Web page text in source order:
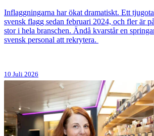
Inflaggningarna har ökat dramatiskt. Ett
svensk flagg sedan februari 2024, och fler är
stor i hela branschen. Ändå kvarstår en
svensk personal att rekrytera.
10 Juli 2026